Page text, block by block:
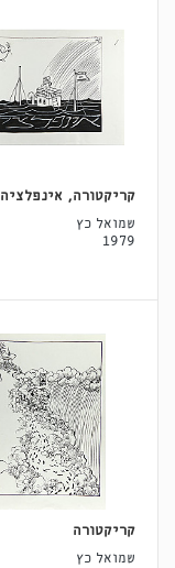
קריקטורה, אינפלציה
שמואל כץ
1979
קריקטורה
שמואל כץ